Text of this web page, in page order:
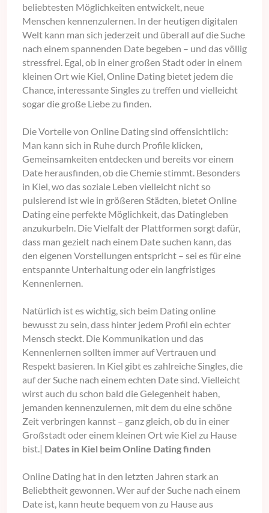
beliebtesten Möglichkeiten entwickelt, neue
Menschen kennenzulernen. In der heutigen digitalen
Welt kann man sich jederzeit und überall auf die Suche
nach einem spannenden Date begeben – und das völlig
stressfrei. Egal, ob in einer großen Stadt oder in einem
kleinen Ort wie Kiel, Online Dating bietet jedem die
Chance, interessante Singles zu treffen und vielleicht
sogar die große Liebe zu finden.
Die Vorteile von Online Dating sind offensichtlich:
Man kann sich in Ruhe durch Profile klicken,
Gemeinsamkeiten entdecken und bereits vor einem
Date herausfinden, ob die Chemie stimmt. Besonders
in Kiel, wo das soziale Leben vielleicht nicht so
pulsierend ist wie in größeren Städten, bietet Online
Dating eine perfekte Möglichkeit, das Datingleben
anzukurbeln. Die Vielfalt der Plattformen sorgt dafür,
dass man gezielt nach einem Date suchen kann, das
den eigenen Vorstellungen entspricht – sei es für eine
entspannte Unterhaltung oder ein langfristiges
Kennenlernen.
Natürlich ist es wichtig, sich beim Dating online
bewusst zu sein, dass hinter jedem Profil ein echter
Mensch steckt. Die Kommunikation und das
Kennenlernen sollten immer auf Vertrauen und
Respekt basieren. In Kiel gibt es zahlreiche Singles, die
auf der Suche nach einem echten Date sind. Vielleicht
wirst auch du schon bald die Gelegenheit haben,
jemanden kennenzulernen, mit dem du eine schöne
Zeit verbringen kannst – ganz gleich, ob du in einer
Großstadt oder einem kleinen Ort wie Kiel zu Hause
bist.| Dates in Kiel beim Online Dating finden
Online Dating hat in den letzten Jahren stark an
Beliebtheit gewonnen. Wer auf der Suche nach einem
Date ist, kann heute bequem von zu Hause aus